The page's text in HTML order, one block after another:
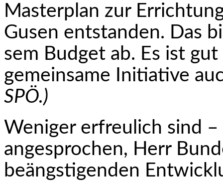
Masterplan zur
Gusen entstanden. Das
sem Budget ab. Es ist
gemeinsame Initiative
SPÖ.)
Weniger erfreulich sind –
angesprochen, Herr
beängstigenden